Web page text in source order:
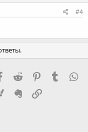
#4
In
Facebook
Reddit PinterestTumblr
Yahoo Evernote